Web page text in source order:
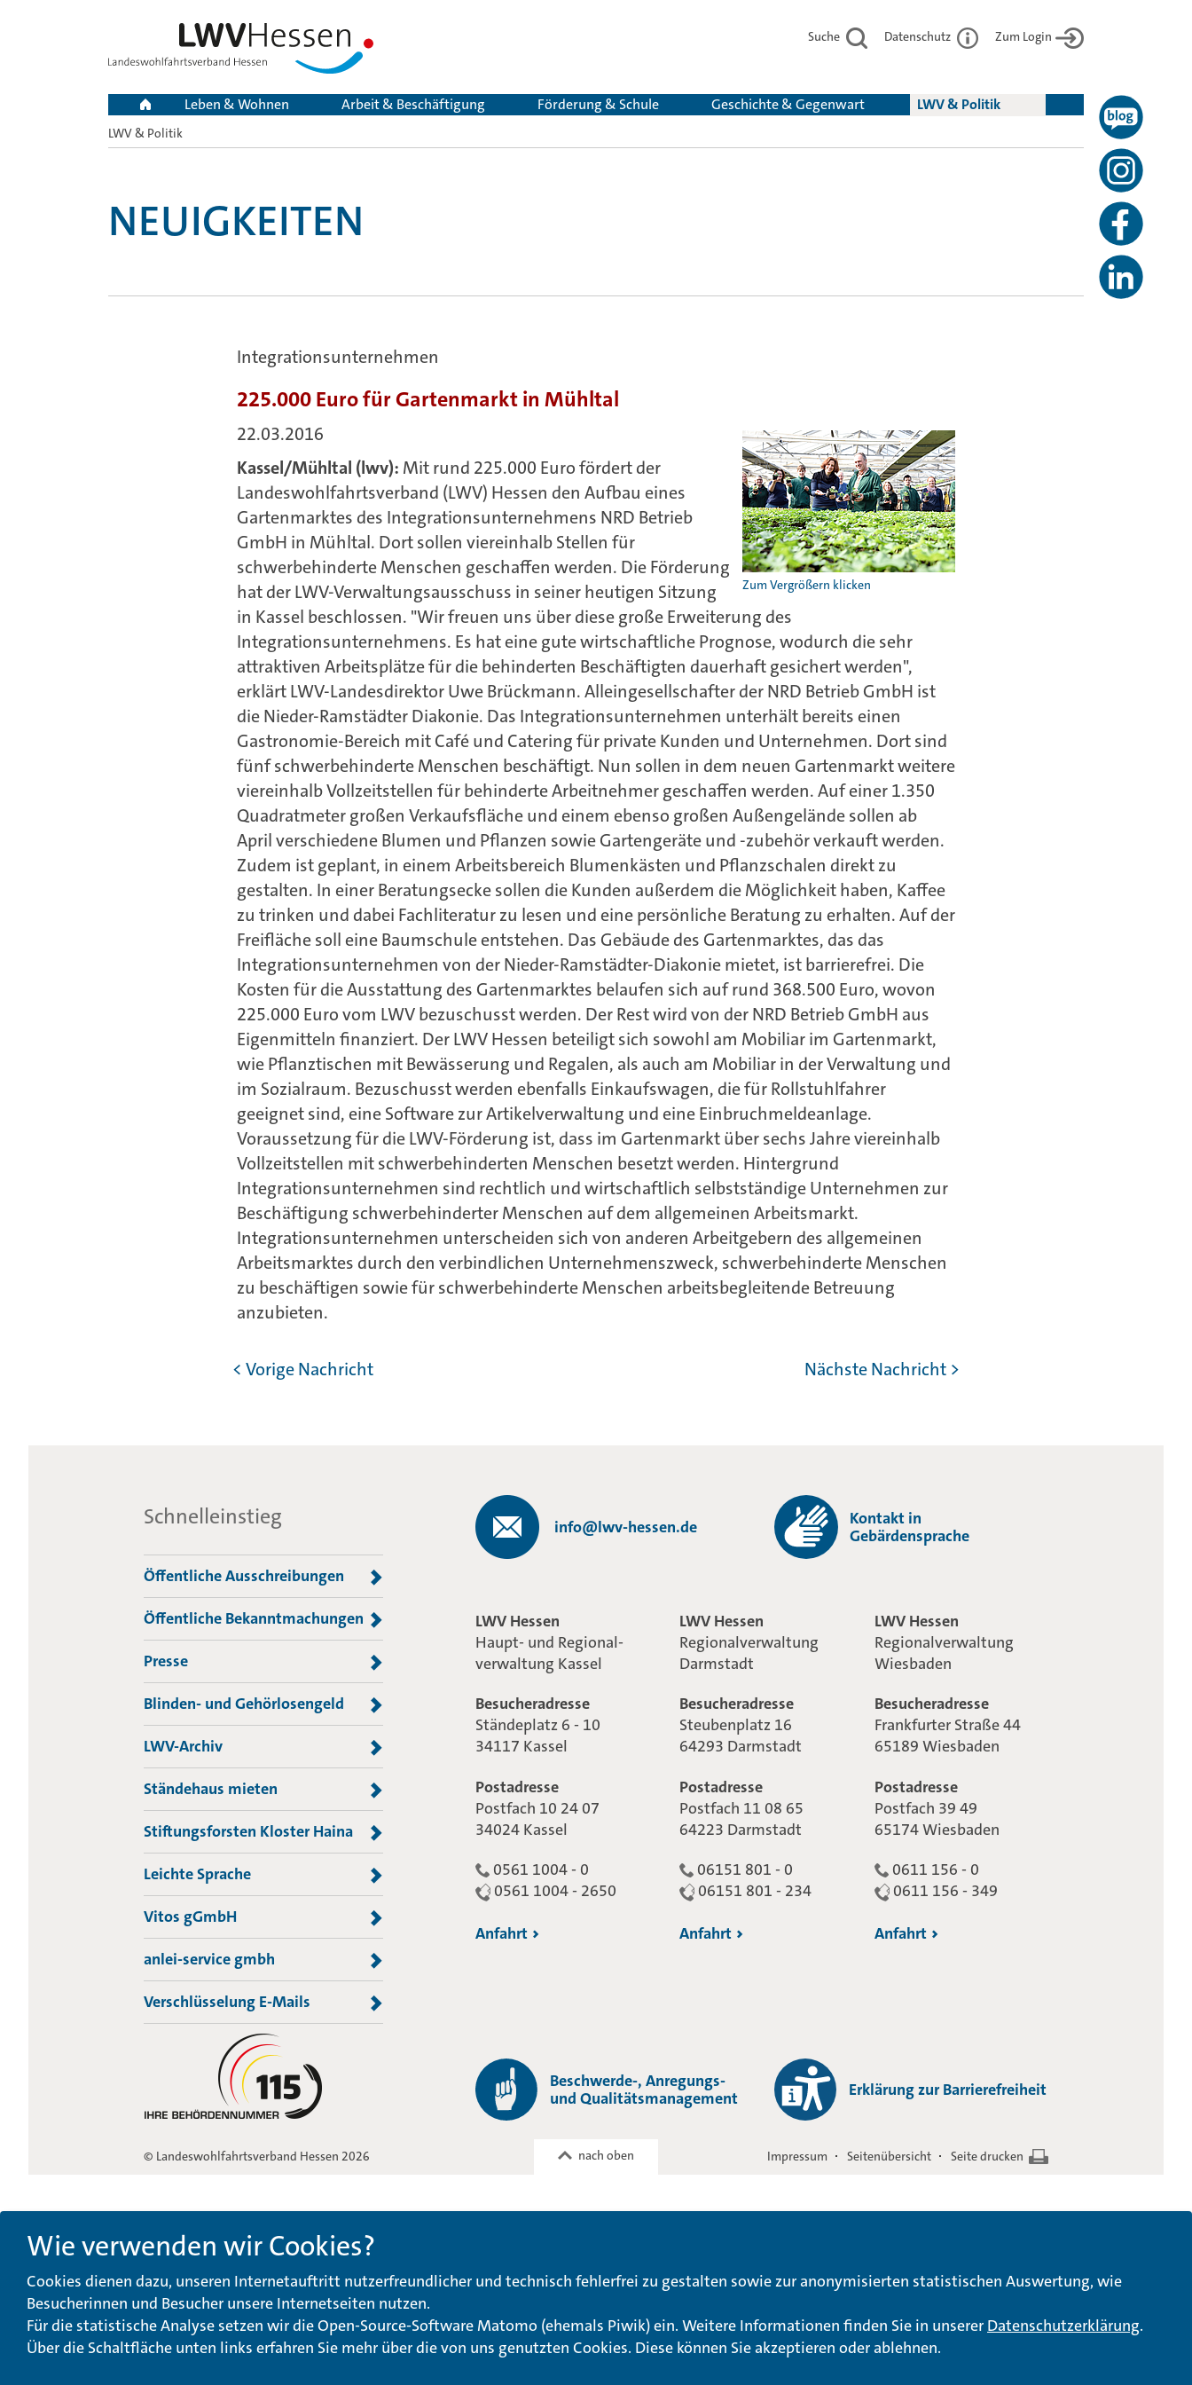
Suche Datenschutz Zum Login
Leben & Wohnen Arbeit & Beschäftigung Förderung & Schule Geschichte & Gegenwart LWV & Politik
Sie
sind
LWV & Politik
NEUIGKEITEN
Integrationsunternehmen
225.000 Euro für Gartenmarkt in Mühltal
22.03.2016
Kassel/Mühltal (lwv): Mit rund 225.000 Euro fördert der
Landeswohlfahrtsverband (LWV) Hessen den Aufbau eines
Gartenmarktes des Integrationsunternehmens NRD Betrieb
GmbH in Mühltal. Dort sollen viereinhalb Stellen für
schwerbehinderte Menschen geschaffen werden. Die Förderung
hat der LWV-Verwaltungsausschuss in seiner heutigen Sitzung
in Kassel beschlossen. "Wir freuen uns über diese große Erweiterung des
Integrationsunternehmens. Es hat eine gute wirtschaftliche Prognose, wodurch die sehr
attraktiven Arbeitsplätze für die behinderten Beschäftigten dauerhaft gesichert werden",
erklärt LWV-Landesdirektor Uwe Brückmann. Alleingesellschafter der NRD Betrieb GmbH ist
die Nieder-Ramstädter Diakonie. Das Integrationsunternehmen unterhält bereits einen
Gastronomie-Bereich mit Café und Catering für private Kunden und Unternehmen. Dort sind
fünf schwerbehinderte Menschen beschäftigt. Nun sollen in dem neuen Gartenmarkt weitere
viereinhalb Vollzeitstellen für behinderte Arbeitnehmer geschaffen werden. Auf einer 1.350
Quadratmeter großen Verkaufsfläche und einem ebenso großen Außengelände sollen ab
April verschiedene Blumen und Pflanzen sowie Gartengeräte und -zubehör verkauft werden.
Zudem ist geplant, in einem Arbeitsbereich Blumenkästen und Pflanzschalen direkt zu
gestalten. In einer Beratungsecke sollen die Kunden außerdem die Möglichkeit haben, Kaffee
zu trinken und dabei Fachliteratur zu lesen und eine persönliche Beratung zu erhalten. Auf der
Freifläche soll eine Baumschule entstehen. Das Gebäude des Gartenmarktes, das das
Integrationsunternehmen von der Nieder-Ramstädter-Diakonie mietet, ist barrierefrei. Die
Kosten für die Ausstattung des Gartenmarktes belaufen sich auf rund 368.500 Euro, wovon
225.000 Euro vom LWV bezuschusst werden. Der Rest wird von der NRD Betrieb GmbH aus
Eigenmitteln finanziert. Der LWV Hessen beteiligt sich sowohl am Mobiliar im Gartenmarkt,
wie Pflanztischen mit Bewässerung und Regalen, als auch am Mobiliar in der Verwaltung und
im Sozialraum. Bezuschusst werden ebenfalls Einkaufswagen, die für Rollstuhlfahrer
geeignet sind, eine Software zur Artikelverwaltung und eine Einbruchmeldeanlage.
Voraussetzung für die LWV-Förderung ist, dass im Gartenmarkt über sechs Jahre viereinhalb
Vollzeitstellen mit schwerbehinderten Menschen besetzt werden. Hintergrund
Integrationsunternehmen sind rechtlich und wirtschaftlich selbstständige Unternehmen zur
Beschäftigung schwerbehinderter Menschen auf dem allgemeinen Arbeitsmarkt.
Integrationsunternehmen unterscheiden sich von anderen Arbeitgebern des allgemeinen
Arbeitsmarktes durch den verbindlichen Unternehmenszweck, schwerbehinderte Menschen
zu beschäftigen sowie für schwerbehinderte Menschen arbeitsbegleitende Betreuung
anzubieten.
Nächste Nachricht >
< Vorige Nachricht
Schnelleinstieg
Öffentliche Ausschreibungen
Öffentliche Bekanntmachungen
Presse
Blinden- und Gehörlosengeld
LWV-Archiv
Ständehaus mieten
Stiftungsforsten Kloster Haina
Leichte Sprache
Vitos gGmbH
anlei-service gmbh
Verschlüsselung E-Mails
info@lwv-hessen.de
Kontakt in
Gebärdensprache
LWV Hessen
Haupt- und Regional-
verwaltung Kassel
Besucheradresse
Ständeplatz 6 - 10
34117 Kassel
Postadresse
Postfach 10 24 07
34024 Kassel
0561 1004 - 0
0561 1004 - 2650
Anfahrt
LWV Hessen
Regionalverwaltung
Darmstadt
Besucheradresse
Steubenplatz 16
64293 Darmstadt
Postadresse
Postfach 11 08 65
64223 Darmstadt
06151 801 - 0
06151 801 - 234
Anfahrt
LWV Hessen
Regionalverwaltung
Wiesbaden
Besucheradresse
Frankfurter Straße 44
65189 Wiesbaden
Postadresse
Postfach 39 49
65174 Wiesbaden
0611 156 - 0
0611 156 - 349
Anfahrt
Beschwerde-, Anregungs-
und Qualitätsmanagement
Erklärung zur Barrierefreiheit
© Landeswohlfahrtsverband Hessen 2026 Impressum Seitenübersicht Seite drucken
nach oben
Wie verwenden wir Cookies?
Cookies dienen dazu, unseren Internetauftritt nutzerfreundlicher und technisch fehlerfrei zu gestalten sowie zur anonymisierten statistischen Auswertung, wie
Besucherinnen und Besucher unsere Internetseiten nutzen.
Für die statistische Analyse setzen wir die Open-Source-Software Matomo (ehemals Piwik) ein. Weitere Informationen finden Sie in unserer Datenschutzerklärung.
Über die Schaltfläche unten links erfahren Sie mehr über die von uns genutzten Cookies. Diese können Sie akzeptieren oder ablehnen.